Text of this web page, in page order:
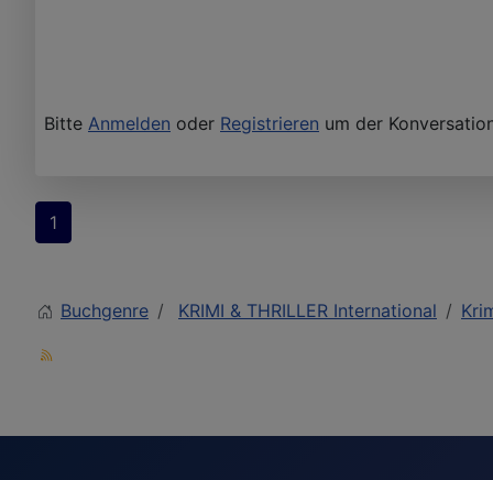
Bitte Anmelden oder Registrieren um der
1
Buchgenre KRIMI & THRILLER International